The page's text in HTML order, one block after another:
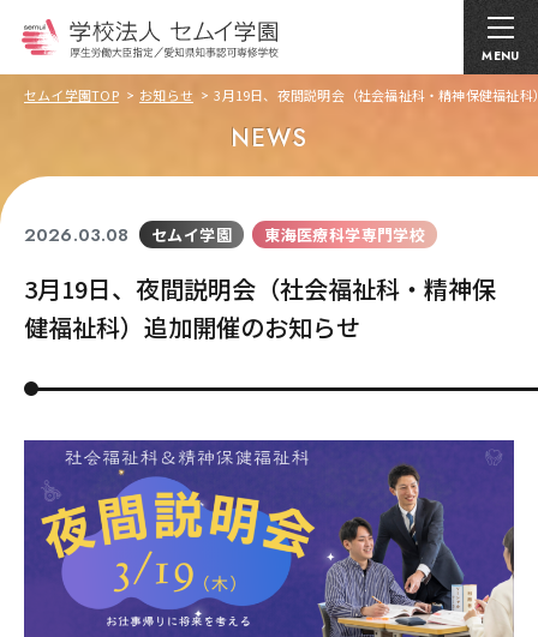
MENU
セムイ学園TOP お知らせ 3月19日、夜間説明会（社会福祉科・精神保健福祉
NEWS
2026.03.08 セムイ学園 東海医療科学専門学校
3月19日、夜間説明会（社会福祉科・精神保
健福祉科）追加開催のお知らせ